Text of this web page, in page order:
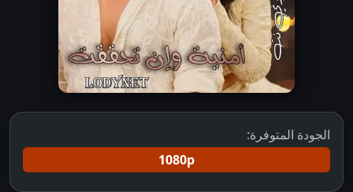
الجودة المتوفرة:
1080p